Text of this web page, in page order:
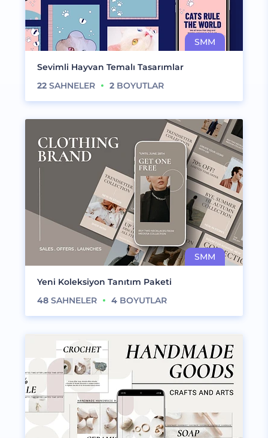
Sevimli Hayvan Temalı Tasarımlar
22 SAHNELER 2 BOYUTLAR
Yeni Koleksiyon Tanıtım Paketi
48 SAHNELER 4 BOYUTLAR